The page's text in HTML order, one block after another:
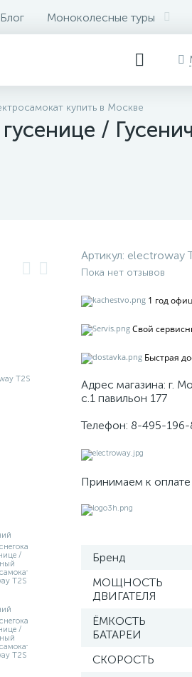
Блог Моноколесные туры
купить в Москве
/
Артикул: electroway
Пока нет отзывов
1 год
Свой
Быстрая
Адрес магазина: г.
с.1 павильон 177
Телефон: 8-495-
Принимаем к оплате
Бренд
МОЩНОСТЬ
ДВИГАТЕЛЯ
ЁМКОСТЬ
БАТАРЕИ
СКОРОСТЬ